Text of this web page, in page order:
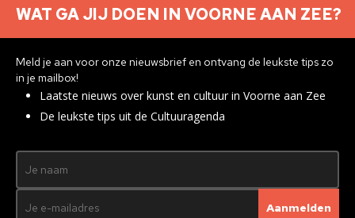
Nieuwsbrief aanmelden
Privacyverklaring
WAT GA JIJ DOEN IN VOORNE AAN ZEE?
Meld je aan voor onze nieuwsbrief en ontvang de leukste tips zo
in je mailbox!
Laatste nieuws over kunst en cultuur in Voorne aan Zee
De leukste tips uit de Cultuuragenda